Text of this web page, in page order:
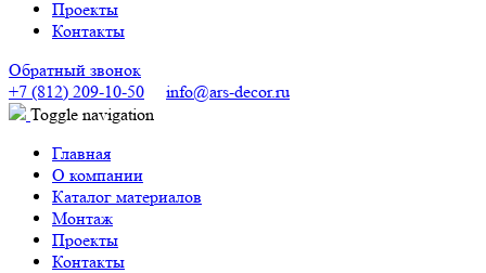
Проекты
Контакты
Обратный звонок
+7 (812) 209-10-50
info@ars-decor.ru
Toggle navigation
Главная
О компании
Каталог материалов
Монтаж
Проекты
Контакты